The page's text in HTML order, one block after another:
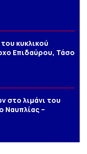
κυκλικού
Επιδαύρου, Τάσο
στο λιμάνι του
Ναυπλίας –